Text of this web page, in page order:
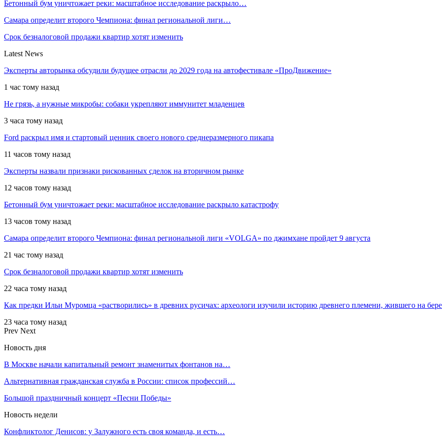
Бетонный бум уничтожает реки: масштабное исследование раскрыло…
Самара определит второго Чемпиона: финал региональной лиги…
Срок безналоговой продажи квартир хотят изменить
Latest News
Эксперты авторынка обсудили будущее отрасли до 2029 года на автофестивале «ПроДвижение»
1 час тому назад
Не грязь, а нужные микробы: собаки укрепляют иммунитет младенцев
3 часа тому назад
Ford раскрыл имя и стартовый ценник своего нового среднеразмерного пикапа
11 часов тому назад
Эксперты назвали признаки рискованных сделок на вторичном рынке
12 часов тому назад
Бетонный бум уничтожает реки: масштабное исследование раскрыло катастрофу
13 часов тому назад
Самара определит второго Чемпиона: финал региональной лиги «VOLGA» по джимхане пройдет 9 августа
21 час тому назад
Срок безналоговой продажи квартир хотят изменить
22 часа тому назад
Как предки Ильи Муромца «растворились» в древних русичах: археологи изучили историю древнего племени, жившего на
23 часа тому назад
Prev Next
Новость дня
В Москве начали капитальный ремонт знаменитых фонтанов на…
Альтернативная гражданская служба в России: список профессий…
Большой праздничный концерт «Песни Победы»
Новость недели
Конфликтолог Денисов: у Залужного есть своя команда, и есть…